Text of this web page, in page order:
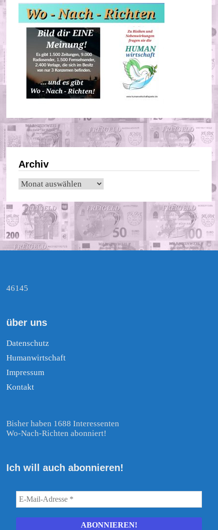
Archiv
Archiv
46145
über uns
Datenschutz
Humanwirtschaft
Impressum
Kontakt
Bisher haben 1688 Interessenten
Wo-Nach-Richten abonniert!
Ich will auch abonnieren!